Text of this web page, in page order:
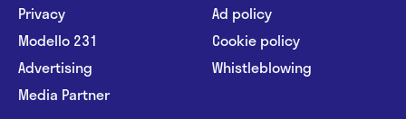
Privacy
Modello 231
Advertising
Media Partner
Ad policy
Cookie policy
Whistleblowing